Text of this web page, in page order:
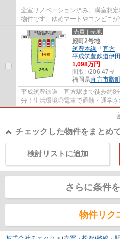
全室リノベーション済み。満室想
物件です。ゆめマートやコンビニ
約5分の便利な住環境です。
売買｜売地
殿町2号地
筑豊本線 「 直方
平成筑豊鉄道伊
1,098万円
間取:-/206.47㎡
福岡県直方市殿
平成筑豊鉄道 直方駅まで徒歩約8
分！生活環境◎電車で通勤・通学さ
チェックした物件をまとめ
検討リストに追加
さらに条件
物件リク